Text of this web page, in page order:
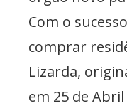
Com o
comprar
Lizarda,
em 25 de Abril